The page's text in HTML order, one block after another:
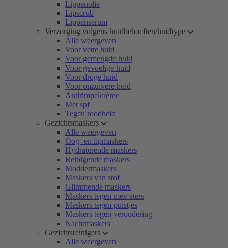
Lippenolie
Lipscrub
Lippenserum
Verzorging volgens huidbehoeften/huidtype
Alle weergeven
Voor vette huid
Voor gemengde huid
Voor gevoelige huid
Voor droge huid
Voor onzuivere huid
Antirimpelcrème
Met spf
Tegen roodheid
Gezichtsmaskers
Alle weergeven
Oog- en lipmaskers
Hydraterende maskers
Reinigende maskers
Moddermaskers
Maskers van stof
Glimmende maskers
Maskers tegen mee-eters
Maskers tegen puistjes
Maskers tegen veroudering
Nachtmaskers
Gezichtsreinigers
Alle weergeven